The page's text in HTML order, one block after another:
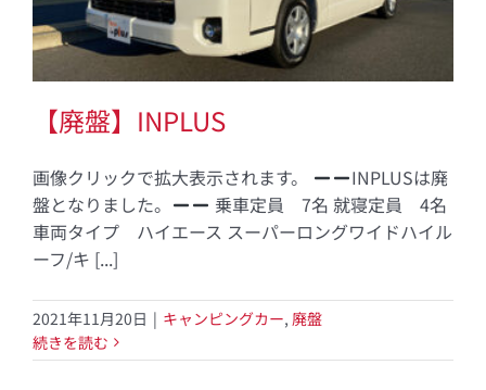
【廃盤】INPLUS
画像クリックで拡大表示されます。
INPLUSは廃
盤となりました。
乗車定員 7名 就寝定員 4名
車両タイプ ハイエース スーパーロングワイドハイル
ーフ/キ [...]
2021年11月20日 | キャンピングカー, 廃盤
続きを読む